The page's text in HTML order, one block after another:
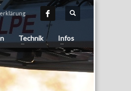
Technik Infos